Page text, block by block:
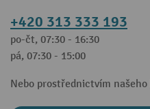
+420 313 333 193
po-čt, 07:30 - 16:30
pá, 07:30 - 15:00
Nebo prostřednictvím našeho